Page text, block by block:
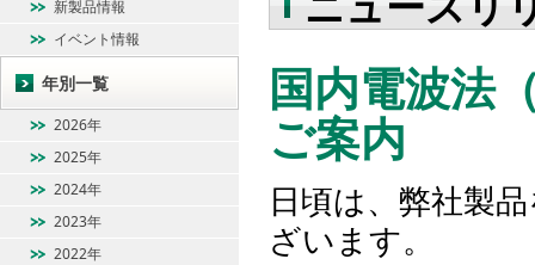
国内電波法
ご案内
日頃は、弊社製
ざいます。
新製品情報
イベント情報
年別一覧
2026年
2025年
2024年
2023年
2022年